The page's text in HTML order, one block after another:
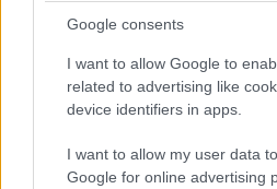
Google consents
I want to allow Google to
related to advertising like
device identifiers in apps.
I want to allow my user data
Google for online advertising